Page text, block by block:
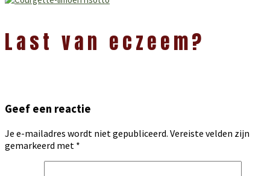
Interacties
Last van eczeem?
Geef een reactie
Je e-mailadres wordt niet gepubliceerd. Vereiste velden zijn
gemarkeerd met *